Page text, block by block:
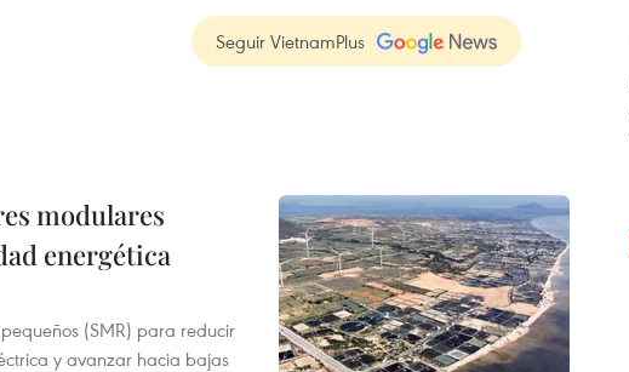
Seguir VietnamPlus
modulares
energética
(SMR) para reducir
y avanzar hacia bajas